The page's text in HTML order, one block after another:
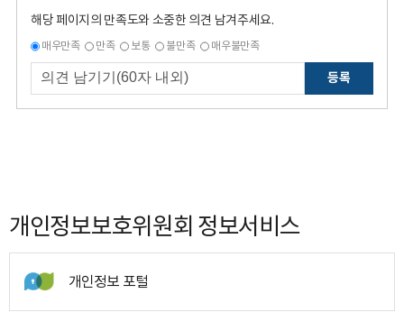
해당 페이지의 만족도와 소중한 의견 남겨주세요.
매우만족 만족 보통 불만족 매우불만족
등록
개인정보보호위원회 정보서비스
개인정보 포털